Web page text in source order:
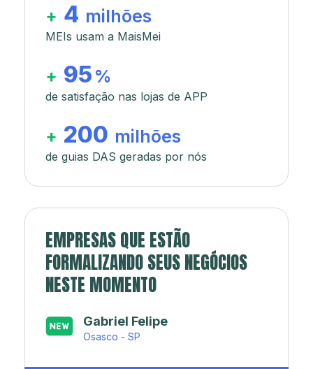
+ 4 milhões
MEIs usam a MaisMei
+ 95 %
de satisfação nas lojas de APP
+ 200 milhões
de guias DAS geradas por nós
EMPRESAS QUE ESTÃO
FORMALIZANDO SEUS NEGÓCIOS
NESTE MOMENTO
Japa’s açaí e sorveteria
Rio de Janeiro - RJ